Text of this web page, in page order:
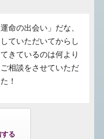
命の出会い」だな、
ていただいてからし
きているのは何より
相談をさせていただ
！
る